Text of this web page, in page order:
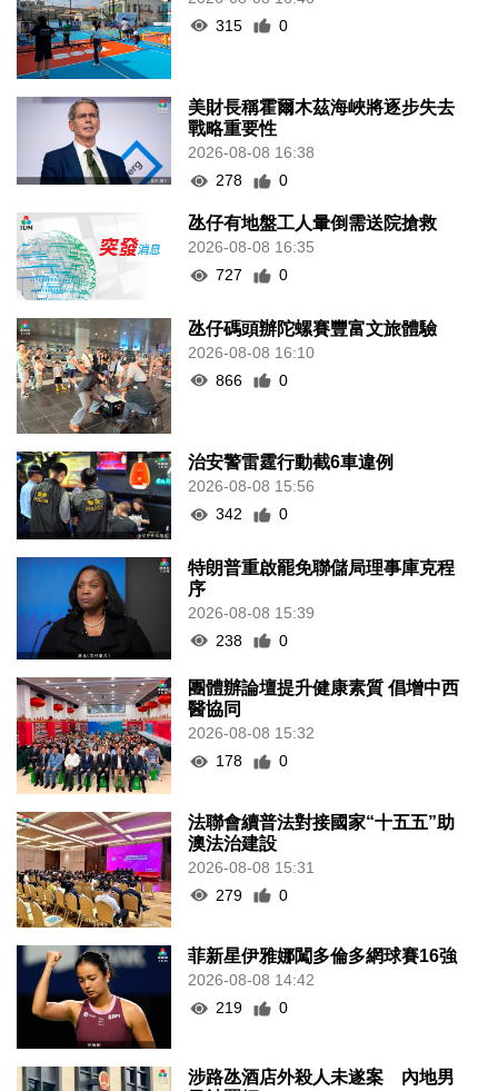
315
0
美財長稱霍爾木茲海峽將逐步失去
戰略重要性
2026-08-08 16:38
278
0
氹仔有地盤工人暈倒需送院搶救
2026-08-08 16:35
727
0
氹仔碼頭辦陀螺賽豐富文旅體驗
2026-08-08 16:10
866
0
治安警雷霆行動截6車違例
2026-08-08 15:56
342
0
特朗普重啟罷免聯儲局理事庫克程
序
2026-08-08 15:39
238
0
團體辦論壇提升健康素質 倡增中西
醫協同
2026-08-08 15:32
178
0
法聯會續普法對接國家“十五五”助
澳法治建設
2026-08-08 15:31
279
0
菲新星伊雅娜闖多倫多網球賽16強
2026-08-08 14:42
219
0
涉路氹酒店外殺人未遂案 內地男